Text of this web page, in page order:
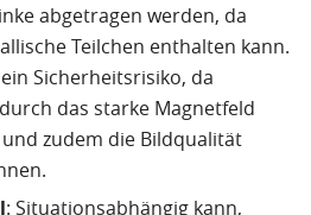
abgetragen werden, da
Teilchen enthalten kann.
Sicherheitsrisiko, da
das starke Magnetfeld
zudem die Bildqualität
: Situationsabhängig kann,